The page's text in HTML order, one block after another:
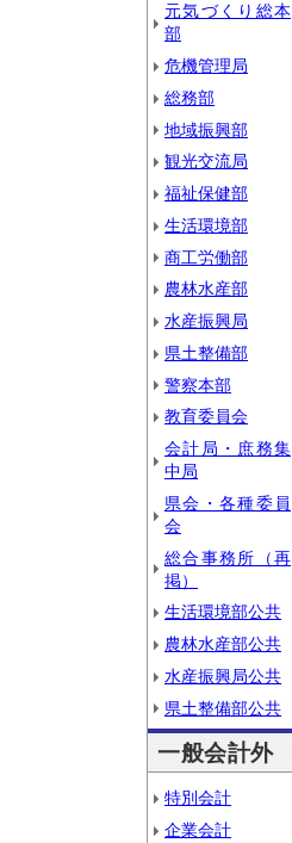
元気づくり総本
部
危機管理局
総務部
地域振興部
観光交流局
福祉保健部
生活環境部
商工労働部
農林水産部
水産振興局
県土整備部
警察本部
教育委員会
会計局・庶務集
中局
県会・各種委員
会
総合事務所（再
掲）
生活環境部公共
農林水産部公共
水産振興局公共
県土整備部公共
一般会計外
特別会計
企業会計